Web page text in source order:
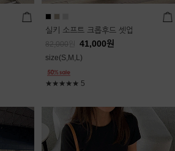
실키 소프트 크롭후드 셋업
82,000 41,000원
size(S,M,L)
★★★★★ 5